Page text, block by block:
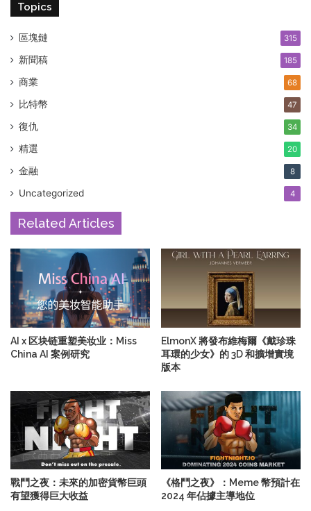
Topics
區塊鏈 315
新聞稿 185
商業 68
比特幣 47
復仇 34
精選 20
金融 8
Uncategorized 4
Related Articles
AI x 区块链重塑美妆业：Miss
China AI 案例研究
ElmonX 將發布維梅爾《戴珍珠
耳環的少女》的 3D 和擴增實境
版本
戰鬥之夜：未來的加密貨幣巨頭
有望獲得巨大收益
《格鬥之夜》：Meme 幣預計在
2024 年佔據主導地位